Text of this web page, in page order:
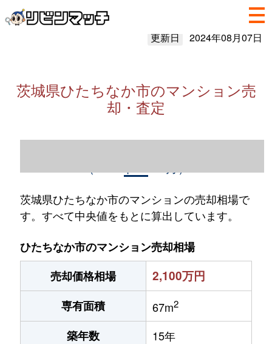
更新日 2024年08月07日
茨城県ひたちなか市のマンション売
却・査定
茨城県ひたちなか市のマンションの売却相場で
す。すべて中央値をもとに算出しています。
ひたちなか市のマンション売却相場
売却価格相場
2,100万円
専有面積 67m2
築年数 15年